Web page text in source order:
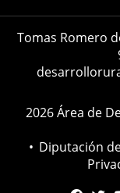
Tomas Romero
2026 Área de
• Diputación